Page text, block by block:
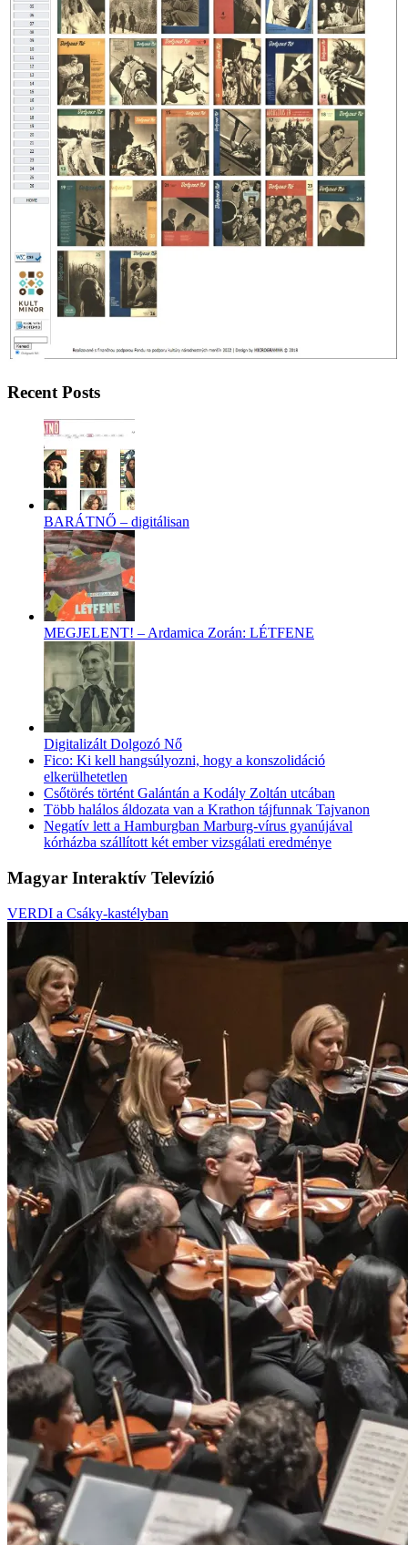
Recent Posts
BARÁTNŐ – digitálisan
MEGJELENT! – Ardamica Zorán: LÉTFENE
Digitalizált Dolgozó Nő
Fico: Ki kell hangsúlyozni, hogy a konszolidáció
elkerülhetetlen
Csőtörés történt Galántán a Kodály Zoltán utcában
Több halálos áldozata van a Krathon tájfunnak Tajvanon
Negatív lett a Hamburgban Marburg-vírus gyanújával
kórházba szállított két ember vizsgálati eredménye
Magyar Interaktív Televízió
VERDI a Csáky-kastélyban